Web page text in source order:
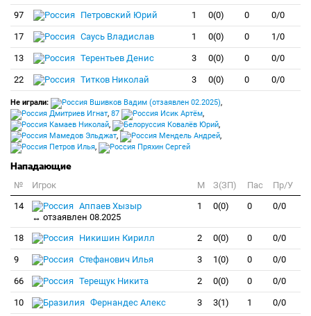
97 Петровский Юрий 1 0(0) 0 0/0
17 Саусь Владислав 1 0(0) 0 1/0
13 Терентьев Денис 3 0(0) 0 0/0
22 Титков Николай 3 0(0) 0 0/0
Не играли: Вшивков Вадим (отзаявлен 02.2025),
Дмитриев Игнат, 87 Исик Артём,
Камаев Николай, Ковалёв Юрий,
Мамедов Эльджат, Мендель Андрей,
Петров Илья, Пряхин Сергей
Нападающие
№ Игрок M З(ЗП) Пас
Пр/У
14
Аппаев Хызыр
↔ отзаявлен 08.2025
1 0(0) 0 0/0
18 Никишин Кирилл 2 0(0) 0 0/0
9 Стефанович Илья 3 1(0) 0 0/0
66 Терещук Никита 2 0(0) 0 0/0
10 Фернандес Алекс 3 3(1) 1 0/0